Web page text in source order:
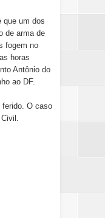
que um dos
de arma de
fogem no
horas
Antônio do
ao DF.
ferido. O caso